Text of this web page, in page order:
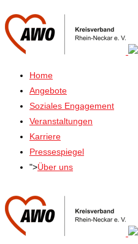
Home
Angebote
Soziales Engagement
Veranstaltungen
Karriere
Pressespiegel
">Über uns